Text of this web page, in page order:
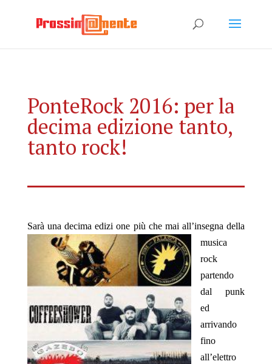
PonteRock 2016: per la
decima edizione tanto,
tanto rock!
Sarà una decima edizi one più che mai all’insegna della
musica
rock
partendo
dal punk
ed
arrivando
fino
all’elettro